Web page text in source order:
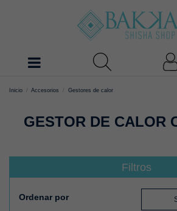
Inicio Accesorios Gestores de calor
GESTOR DE CALOR
Filtros
Ordenar por